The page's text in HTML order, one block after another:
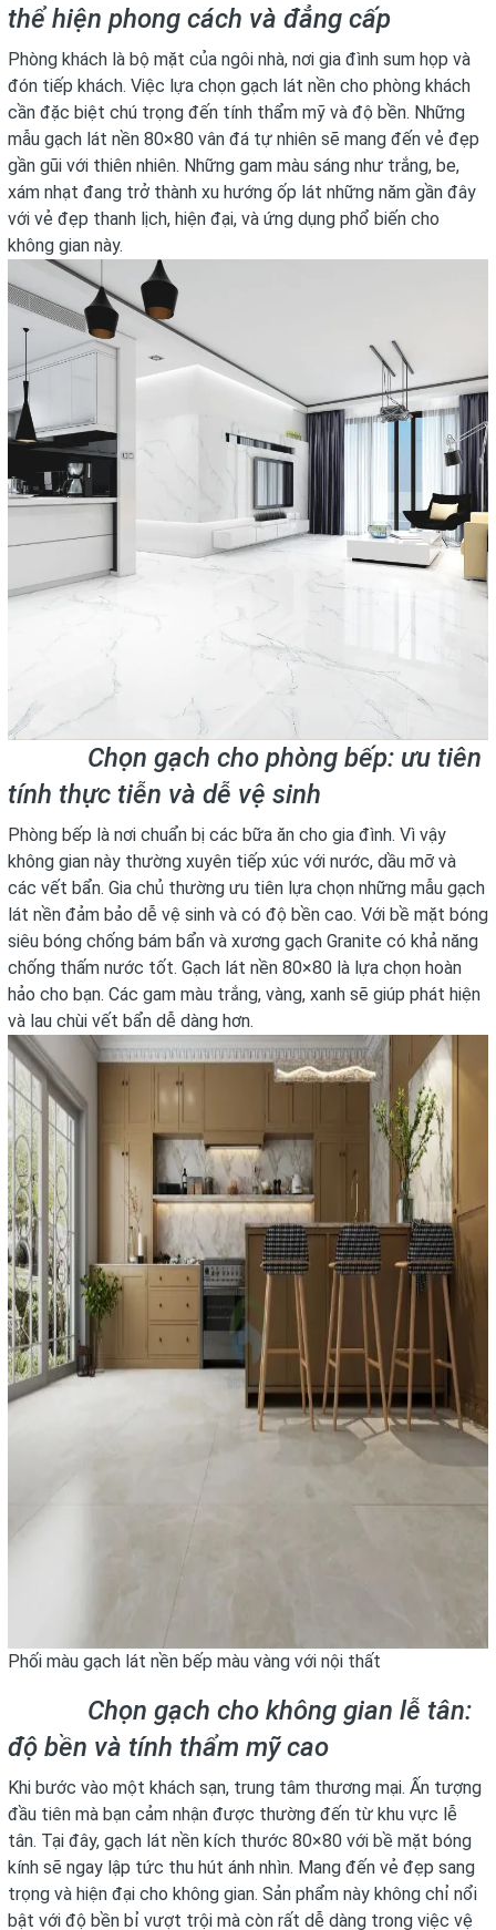
thể hiện phong cách và đẳng cấp
Phòng khách là bộ mặt của ngôi nhà, nơi gia đình sum họp và
đón tiếp khách. Việc lựa chọn gạch lát nền cho phòng khách
cần đặc biệt chú trọng đến tính thẩm mỹ và độ bền. Những
mẫu gạch lát nền 80×80 vân đá tự nhiên sẽ mang đến vẻ đẹp
gần gũi với thiên nhiên. Những gam màu sáng như trắng, be,
xám nhạt đang trở thành xu hướng ốp lát những năm gần đây
với vẻ đẹp thanh lịch, hiện đại, và ứng dụng phổ biến cho
không gian này.
Chọn gạch cho phòng bếp: ưu tiên
tính thực tiễn và dễ vệ sinh
Phòng bếp là nơi chuẩn bị các bữa ăn cho gia đình. Vì vậy
không gian này thường xuyên tiếp xúc với nước, dầu mỡ và
các vết bẩn. Gia chủ thường ưu tiên lựa chọn những mẫu gạch
lát nền đảm bảo dễ vệ sinh và có độ bền cao. Với bề mặt bóng
siêu bóng chống bám bẩn và xương gạch Granite có khả năng
chống thấm nước tốt. Gạch lát nền 80×80 là lựa chọn hoàn
hảo cho bạn. Các gam màu trắng, vàng, xanh sẽ giúp phát hiện
và lau chùi vết bẩn dễ dàng hơn.
Phối màu gạch lát nền bếp màu vàng với nội thất
Chọn gạch cho không gian lễ tân:
độ bền và tính thẩm mỹ cao
Khi bước vào một khách sạn, trung tâm thương mại. Ấn tượng
đầu tiên mà bạn cảm nhận được thường đến từ khu vực lễ
tân. Tại đây, gạch lát nền kích thước 80×80 với bề mặt bóng
kính sẽ ngay lập tức thu hút ánh nhìn. Mang đến vẻ đẹp sang
trọng và hiện đại cho không gian. Sản phẩm này không chỉ nổi
bật với độ bền bỉ vượt trội mà còn rất dễ dàng trong việc vệ